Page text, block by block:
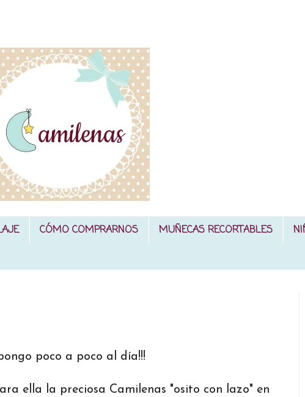
CÓMO COMPRARNOS MUÑECAS RECORTABLES
poco a poco al día!!!
ella la preciosa Camilenas "osito con lazo" en